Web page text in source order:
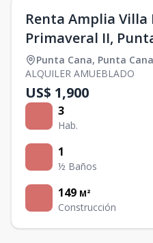
Renta Amplia Villa
Primaveral II,
Punta Cana, Punta Cana
ALQUILER AMUEBLADO
US$ 1,900
3
Hab.
1
½ Baños
149 M²
Construcción